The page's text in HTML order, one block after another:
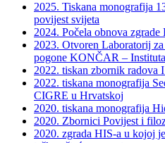
2025. Tiskana monografija
povijest svijeta
2024. Počela obnova
2023. Otvoren Laboratorij
pogone KONČAR –
2022. tiskan zbornik radova
2022. tiskana monografija
CIGRE u Hrvatskoj
2020. tiskana monografija
2020. Zbornici Povijest i
2020. zgrada HIS-a u kojoj